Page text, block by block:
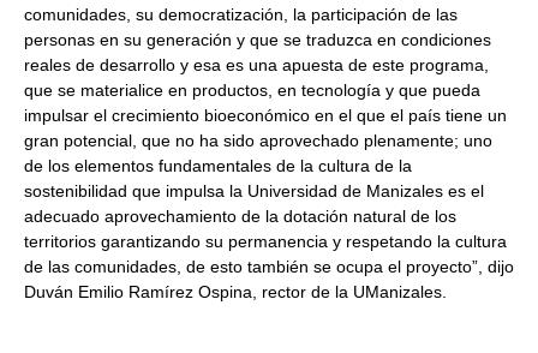
comunidades, su democratización, la participación de las
personas en su generación y que se traduzca en condiciones
reales de desarrollo y esa es una apuesta de este programa,
que se materialice en productos, en tecnología y que pueda
impulsar el crecimiento bioeconómico en el que el país tiene un
gran potencial, que no ha sido aprovechado plenamente; uno
de los elementos fundamentales de la cultura de la
sostenibilidad que impulsa la Universidad de Manizales es el
adecuado aprovechamiento de la dotación natural de los
territorios garantizando su permanencia y respetando la cultura
de las comunidades, de esto también se ocupa el proyecto”, dijo
Duván Emilio Ramírez Ospina, rector de la UManizales.